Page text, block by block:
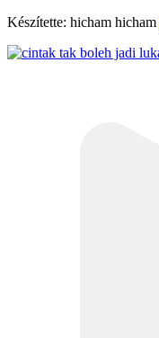
Készítette: hicham hicham